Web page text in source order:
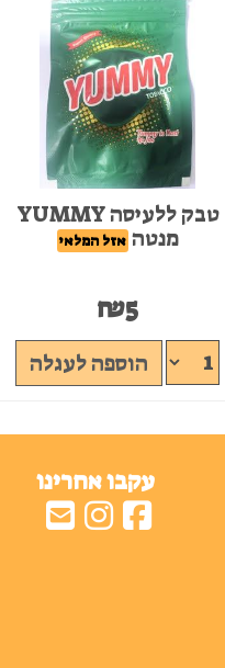
טבק ללעיסה YUMMY
מנטה אזל המלאי
₪5
הוספה לעגלה
עקבו אחרינו